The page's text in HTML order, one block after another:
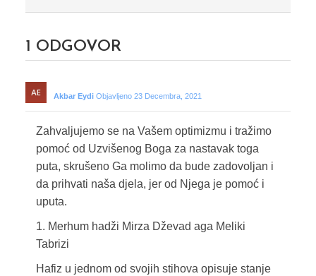
1 ODGOVOR
Akbar Eydi Objavljeno 23 Decembra, 2021
Zahvaljujemo se na Vašem optimizmu i tražimo
pomoć od Uzvišenog Boga za nastavak toga
puta, skrušeno Ga molimo da bude zadovoljan i
da prihvati naša djela, jer od Njega je pomoć i
uputa.
1. Merhum hadži Mirza Dževad aga Meliki
Tabrizi
Hafiz u jednom od svojih stihova opisuje stanje